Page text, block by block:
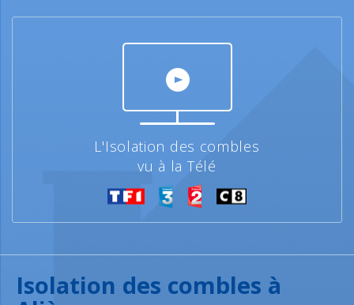
L'Isolation des combles
vu à la Télé
Isolation des combles à